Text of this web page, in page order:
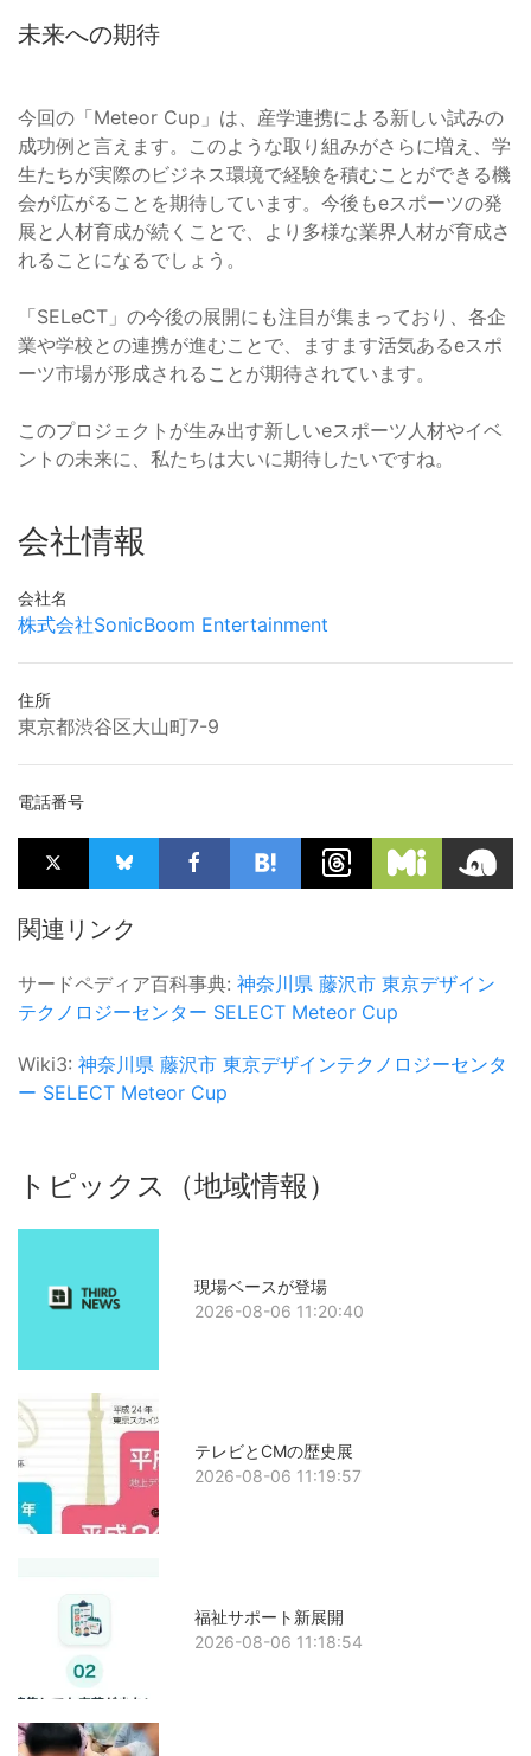
未来への期待
今回の「Meteor Cup」は、産学連携による新しい試みの
成功例と言えます。このような取り組みがさらに増え、学
生たちが実際のビジネス環境で経験を積むことができる機
会が広がることを期待しています。今後もeスポーツの発
展と人材育成が続くことで、より多様な業界人材が育成さ
れることになるでしょう。
「SELeCT」の今後の展開にも注目が集まっており、各企
業や学校との連携が進むことで、ますます活気あるeスポ
ーツ市場が形成されることが期待されています。
このプロジェクトが生み出す新しいeスポーツ人材やイベ
ントの未来に、私たちは大いに期待したいですね。
会社情報
会社名
株式会社SonicBoom Entertainment
住所
東京都渋谷区大山町7-9
電話番号
関連リンク
サードペディア百科事典: 神奈川県 藤沢市 東京デザイン
テクノロジーセンター SELECT Meteor Cup
Wiki3: 神奈川県 藤沢市 東京デザインテクノロジーセンタ
ー SELECT Meteor Cup
トピックス（地域情報）
現場ベースが登場
2026-08-06 11:20:40
テレビとCMの歴史展
2026-08-06 11:19:57
福祉サポート新展開
2026-08-06 11:18:54